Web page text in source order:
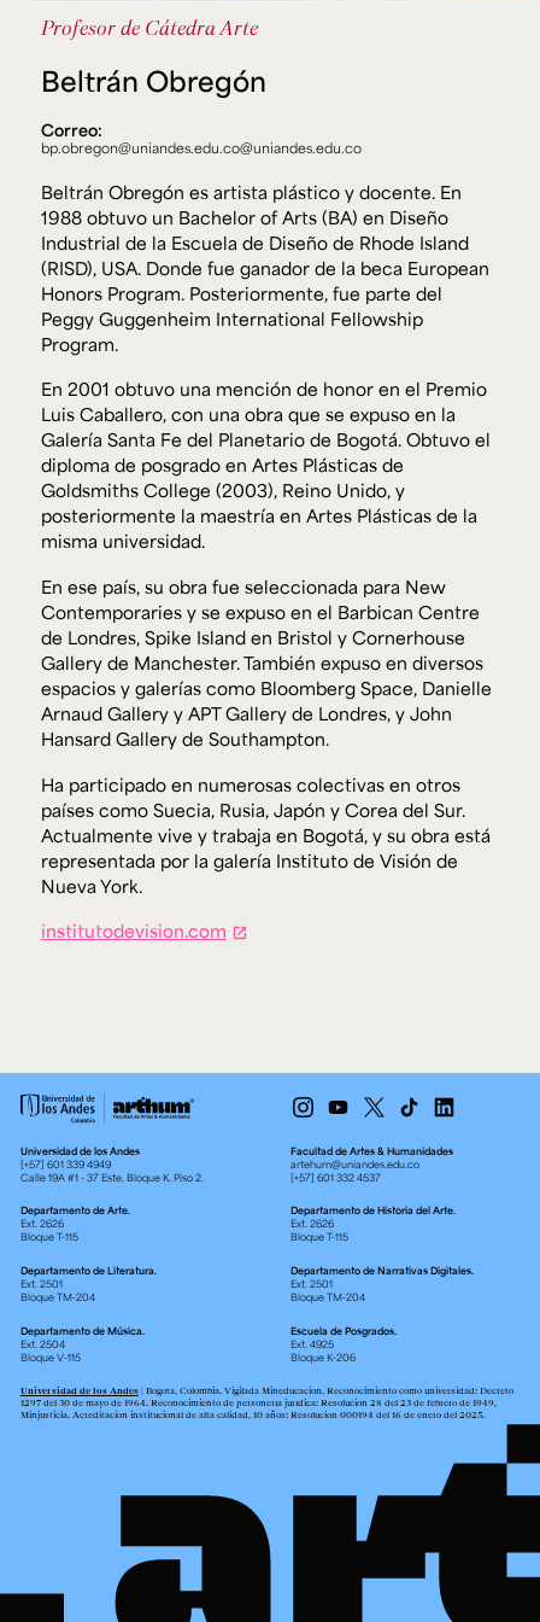
Universidad de los Andes | Vigilada Mineducación.
Reconocimiento como universidad: Decreto 1297 del 30
de mayo de 1964. Reconocimiento de personería jurídica:
Resolución 28 del 23 de febrero de 1949, Minjusticia.
Acreditación institucional de alta calidad, 10 años:
Resolución 000194 del 16 de enero del 2025.
Posgrados
Beltrán Obregón
Profesor de Cátedra Arte
Correo:
bp.obregon@uniandes.edu.co@uniandes.edu.co
Beltrán Obregón es artista plástico y docente. En
1988 obtuvo un Bachelor of Arts (BA) en Diseño
Industrial de la Escuela de Diseño de Rhode Island
(RISD), USA. Donde fue ganador de la beca European
Honors Program. Posteriormente, fue parte del
Peggy Guggenheim International Fellowship
Program.
En 2001 obtuvo una mención de honor en el Premio
Luis Caballero, con una obra que se expuso en la
Galería Santa Fe del Planetario de Bogotá. Obtuvo el
diploma de posgrado en Artes Plásticas de
Goldsmiths College (2003), Reino Unido, y
posteriormente la maestría en Artes Plásticas de la
misma universidad.
En ese país, su obra fue seleccionada para New
Contemporaries y se expuso en el Barbican Centre
de Londres, Spike Island en Bristol y Cornerhouse
Gallery de Manchester. También expuso en diversos
espacios y galerías como Bloomberg Space, Danielle
Arnaud Gallery y APT Gallery de Londres, y John
Hansard Gallery de Southampton.
Ha participado en numerosas colectivas en otros
países como Suecia, Rusia, Japón y Corea del Sur.
Actualmente vive y trabaja en Bogotá, y su obra está
representada por la galería Instituto de Visión de
Nueva York.
institutodevision.com
Universidad de los Andes
[+57] 601 339 4949
Calle 19A #1 - 37 Este. Bloque K. Piso 2.
Facultad de Artes & Humanidades
artehum@uniandes.edu.co
[+57] 601 332 4537
Departamento de Arte.
Ext. 2626
Bloque T-115
Departamento de Historia del Arte.
Ext. 2626
Bloque T-115
Departamento de Literatura.
Ext. 2501
Bloque TM-204
Departamento de Narrativas Digitales.
Ext. 2501
Bloque TM-204
Departamento de Música.
Ext. 2504
Bloque V-115
Escuela de Posgrados.
Ext. 4925
Bloque K-206
Universidad de los Andes| Bogotá, Colombia. Vigilada Mineducación. Reconocimiento como universidad: Decreto
1297 del 30 de mayo de 1964. Reconocimiento de personería jurídica: Resolución 28 del 23 de febrero de 1949,
Minjusticia. Acreditación institucional de alta calidad, 10 años: Resolución 000194 del 16 de enero del 2025.